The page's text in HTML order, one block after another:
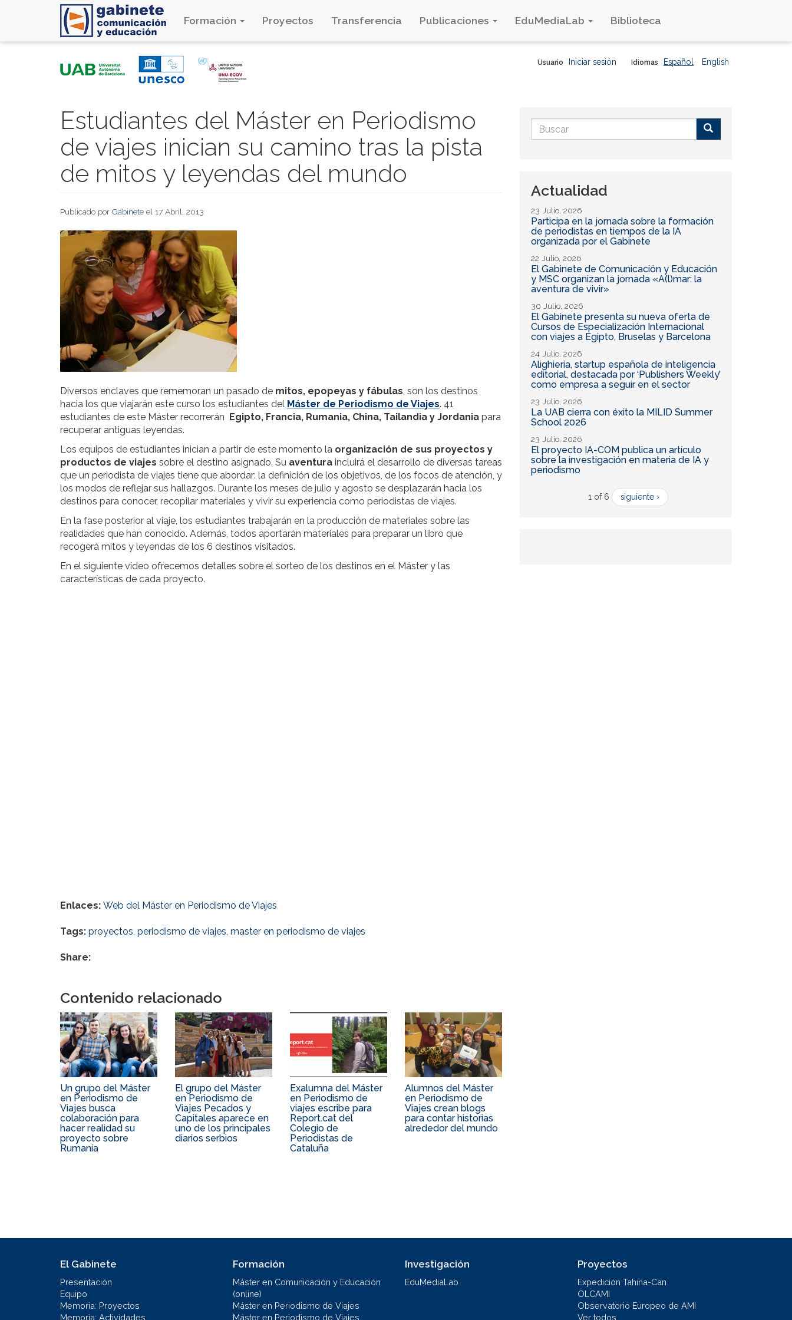
Formación Proyectos Transferencia Publicaciones EduMediaLab Biblioteca
Idiomas Español English
Usuario Iniciar sesión
Estudiantes del Máster en Periodismo
de viajes inician su camino tras la pista
de mitos y leyendas del mundo
Publicado por Gabinete el 17 Abril, 2013
Diversos enclaves que rememoran un pasado de mitos, epopeyas y fábulas, son los destinos
hacia los que viajarán este curso los estudiantes del Máster de Periodismo de Viajes. 41
estudiantes de este Máster recorrerán Egipto, Francia, Rumania, China, Tailandia y Jordania para
recuperar antiguas leyendas.
Los equipos de estudiantes inician a partir de este momento la organización de sus proyectos y
productos de viajes sobre el destino asignado. Su aventura incluirá el desarrollo de diversas tareas
que un periodista de viajes tiene que abordar: la definición de los objetivos, de los focos de atención, y
los modos de reflejar sus hallazgos. Durante los meses de julio y agosto se desplazarán hacia los
destinos para conocer, recopilar materiales y vivir su experiencia como periodistas de viajes.
En la fase posterior al viaje, los estudiantes trabajarán en la producción de materiales sobre las
realidades que han conocido. Además, todos aportarán materiales para preparar un libro que
recogerá mitos y leyendas de los 6 destinos visitados.
En el siguiente vídeo ofrecemos detalles sobre el sorteo de los destinos en el Máster y las
características de cada proyecto.
Enlaces: Web del Máster en Periodismo de Viajes
Tags: proyectos, periodismo de viajes, master en periodismo de viajes
Share:
Contenido relacionado
Un grupo del Máster
en Periodismo de
Viajes busca
colaboración para
hacer realidad su
proyecto sobre
Rumanía
El grupo del Máster
en Periodismo de
Viajes Pecados y
Capitales aparece en
uno de los principales
diarios serbios
Exalumna del Máster
en Periodismo de
viajes escribe para
Report.cat del
Colegio de
Periodistas de
Cataluña
Alumnos del Máster
en Periodismo de
Viajes crean blogs
para contar historias
alrededor del mundo
Formulario
de
Actualidad
23 Julio, 2026
Participa en la jornada sobre la formación
de periodistas en tiempos de la IA
organizada por el Gabinete
22 Julio, 2026
El Gabinete de Comunicación y Educación
y MSC organizan la jornada «A(l)mar: la
aventura de vivir»
30 Julio, 2026
El Gabinete presenta su nueva oferta de
Cursos de Especialización Internacional
con viajes a Egipto, Bruselas y Barcelona
24 Julio, 2026
Alighieria, startup española de inteligencia
editorial, destacada por ‘Publishers Weekly’
como empresa a seguir en el sector
23 Julio, 2026
La UAB cierra con éxito la MILID Summer
School 2026
23 Julio, 2026
El proyecto IA-COM publica un artículo
sobre la investigación en materia de IA y
periodismo
1 of 6 siguiente ›
El Gabinete
Presentación
Equipo
Memoria: Proyectos
Memoria: Actividades
Formación
Máster en Comunicación y Educación
(online)
Máster en Periodismo de Viajes
Máster en Periodismo de Viajes
Investigación
EduMediaLab
Proyectos
Expedición Tahina-Can
OLCAMI
Observatorio Europeo de AMI
Ver todos